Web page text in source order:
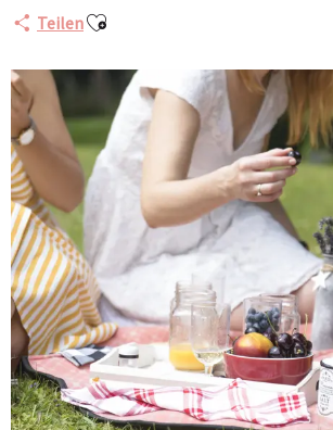
TeilenAjouter aux favoris